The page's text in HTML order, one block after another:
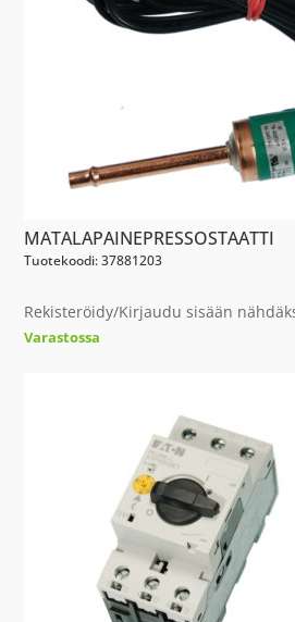
MATALAPAINEPRESSOSTAATTI
Tuotekoodi: 37881203
Rekisteröidy/Kirjaudu sisään
Varastossa